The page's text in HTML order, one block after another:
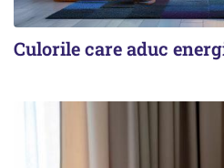
Culorile care aduc